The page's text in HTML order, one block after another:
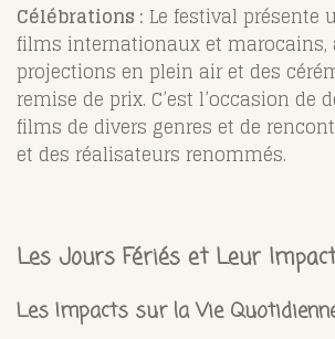
Célébrations : Le festival présente
films internationaux et marocains,
projections en plein air et des
remise de prix. C’est l’occasion de
films de divers genres et de
et des réalisateurs renommés.
Les Jours Fériés et Leur Impact
Les Impacts sur la Vie